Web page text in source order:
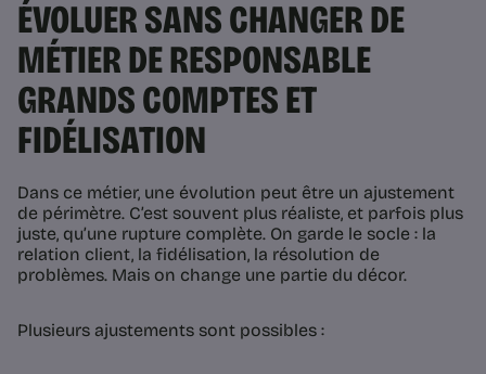
ÉVOLUER SANS CHANGER DE
MÉTIER DE RESPONSABLE
GRANDS COMPTES ET
FIDÉLISATION
Dans ce métier, une évolution peut être un ajustement
de périmètre. C’est souvent plus réaliste, et parfois plus
juste, qu’une rupture complète. On garde le socle : la
relation client, la fidélisation, la résolution de
problèmes. Mais on change une partie du décor.
Plusieurs ajustements sont possibles :